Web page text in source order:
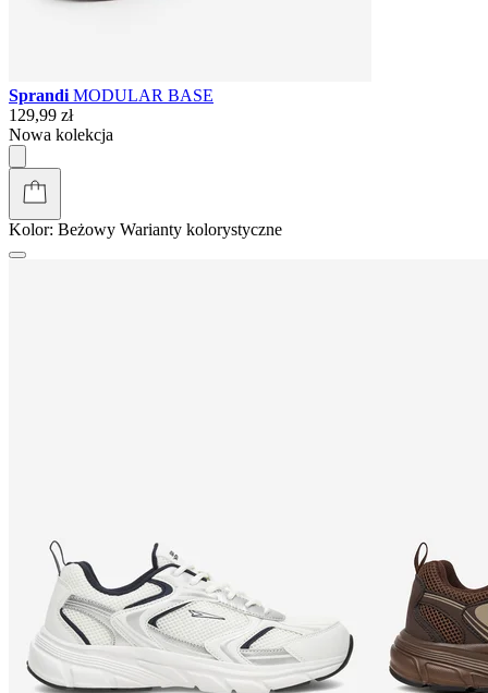
Sprandi MODULAR BASE
129,99 zł
Nowa kolekcja
Kolor: Beżowy Warianty kolorystyczne